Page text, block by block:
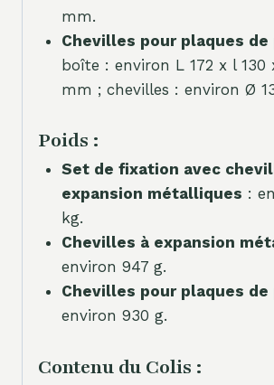
mm.
Chevilles pour plaques de
boîte : environ L 172 x l 130
mm ; chevilles : environ Ø
Poids :
Set de fixation avec
expansion métalliques :
kg.
Chevilles à expansion
environ 947 g.
Chevilles pour plaques de
environ 930 g.
Contenu du Colis :